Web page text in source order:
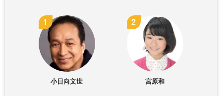
小日向文世 宮原和